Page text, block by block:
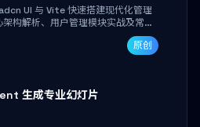
UI 与 Vite 快速搭建现代化管理
构解析、用户管理模块实战及常见
仪表盘搭建、组件拼装与主题定
原创
生成专业幻灯片